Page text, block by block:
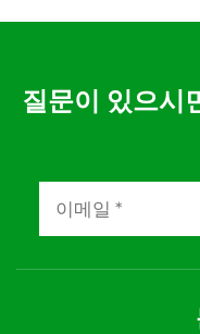
질문이 있으시